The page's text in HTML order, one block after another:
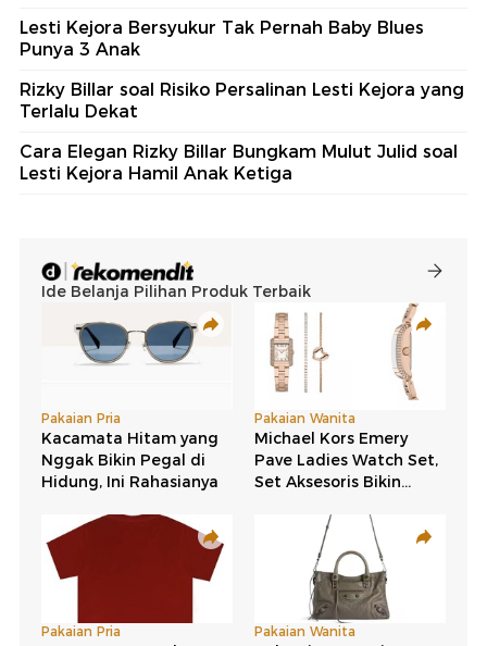
Lesti Kejora Bersyukur Tak Pernah Baby Blues
Punya 3 Anak
Rizky Billar soal Risiko Persalinan Lesti Kejora yang
Terlalu Dekat
Cara Elegan Rizky Billar Bungkam Mulut Julid soal
Lesti Kejora Hamil Anak Ketiga